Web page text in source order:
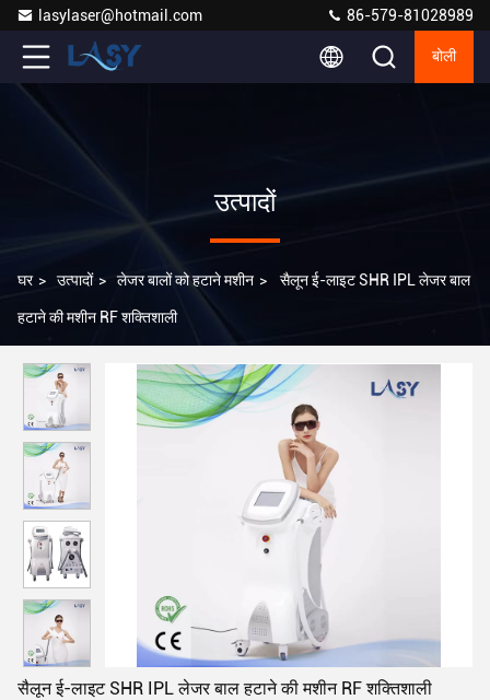
lasylaser@hotmail.com 86-579-81028989
बोली
उत्पादों
घर > उत्पादों > लेजर बालों को हटाने मशीन > सैलून ई-लाइट SHR IPL लेजर बाल
हटाने की मशीन RF शक्तिशाली
सैलून ई-लाइट SHR IPL लेजर बाल हटाने की मशीन RF शक्तिशाली